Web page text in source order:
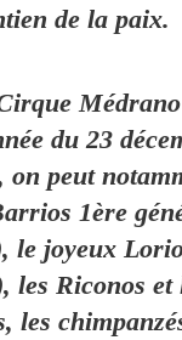
de la paix.
du 23
on peut
1ère
le joyeux
les Riconos
les